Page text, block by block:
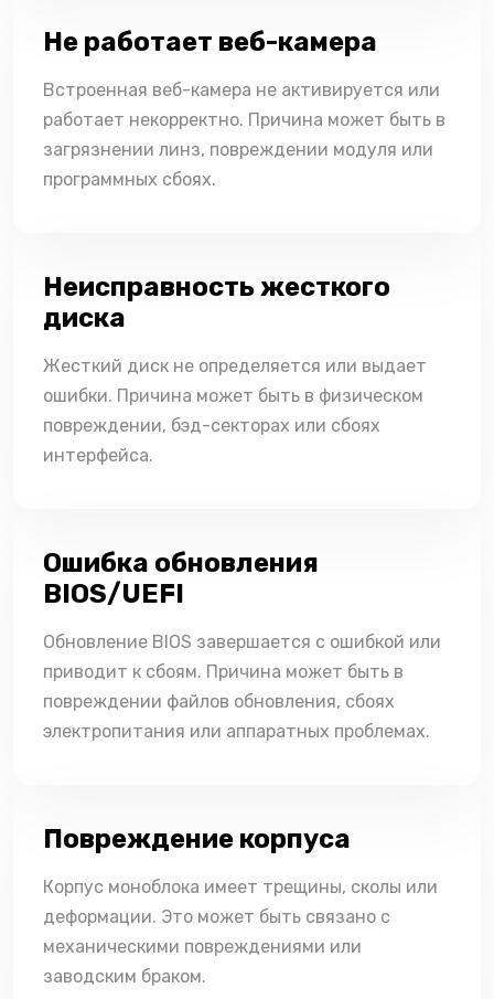
Не работает веб-камера
Встроенная веб-камера не активируется или
работает некорректно. Причина может быть в
загрязнении линз, повреждении модуля или
программных сбоях.
Неисправность жесткого
диска
Жесткий диск не определяется или выдает
ошибки. Причина может быть в физическом
повреждении, бэд-секторах или сбоях
интерфейса.
Ошибка обновления
BIOS/UEFI
Обновление BIOS завершается с ошибкой или
приводит к сбоям. Причина может быть в
повреждении файлов обновления, сбоях
электропитания или аппаратных проблемах.
Повреждение корпуса
Корпус моноблока имеет трещины, сколы или
деформации. Это может быть связано с
механическими повреждениями или
заводским браком.